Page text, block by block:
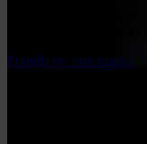
Napisz nam o swoim
Przejdż do formularza